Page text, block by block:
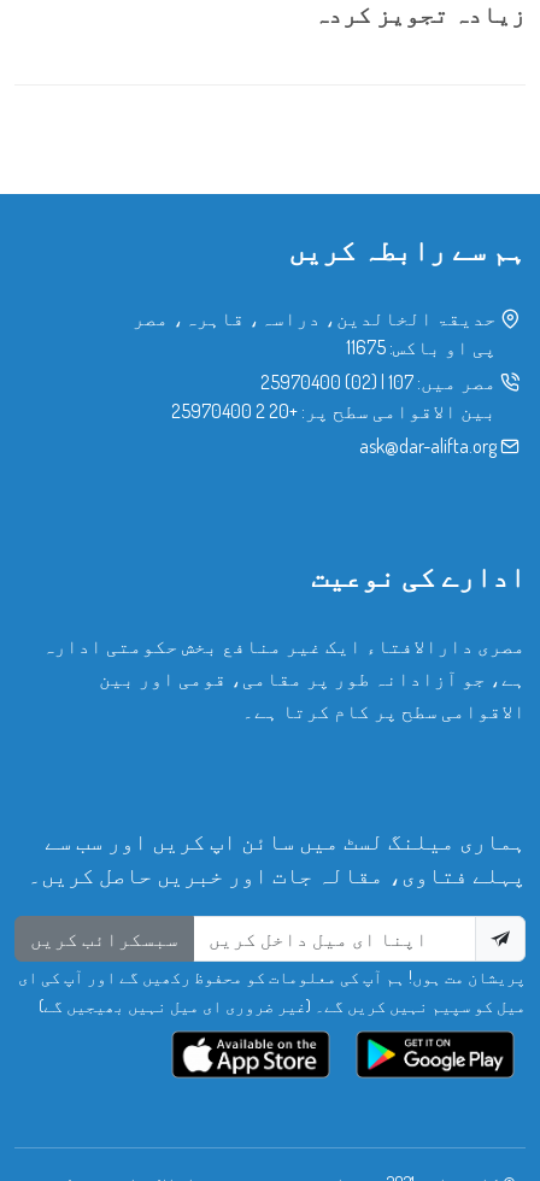
زیادہ تجویز کردہ
ہم سے رابطہ کریں
حدیقۃ الخالدین، دراسہ، قاہرہ، مصر
پی او باکس: 11675
مصر میں: 107
|
(02) 25970400
بین الاقوامی سطح پر: +20 2 25970400
ask@dar-alifta.org
ادارے کی نوعیت
مصری دارالافتاء ایک غیر منافع بخش حکومتی ادارہ
ہے، جو آزادانہ طور پر مقامی، قومی اور بین
الاقوامی سطح پر کام کرتا ہے۔
ہماری میلنگ لسٹ میں سائن اپ کریں اور سب سے
پہلے فتاوی، مقالہ جات اور خبریں حاصل کریں۔
سبسکرائب کریں
پریشان مت ہوں! ہم آپ کی معلومات کو محفوظ رکھیں گے اور آپ کی ای
میل کو سپیم نہیں کریں گے۔ (غیر ضروری ای میل نہیں بھیجیں گے)